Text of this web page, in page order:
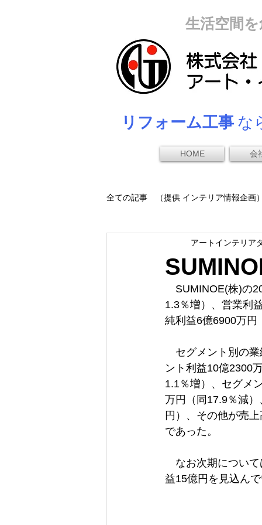
生活空間
リフォーム工事な
HOME 会
全ての記事 （提供 インテリア情報企画
アートインテリア
SUMINOE(株)の
1.3％増）、営業利
純利益6億6900万円
セグメント別の業
ント利益10億2300
1.1％増）、セグメ
万円（同17.9％減
円）、その他が売
であった。
なお次期について
益15億円を見込ん